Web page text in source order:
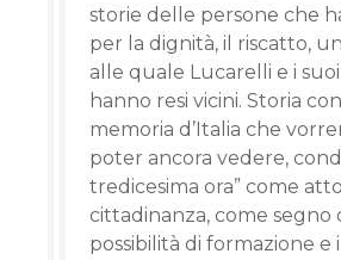
storie delle persone che
per la dignità, il riscatto,
alle quale Lucarelli e i
hanno resi vicini. Storia
memoria d’Italia che
poter ancora vedere,
tredicesima ora” come
cittadinanza, come segno
possibilità di formazione e